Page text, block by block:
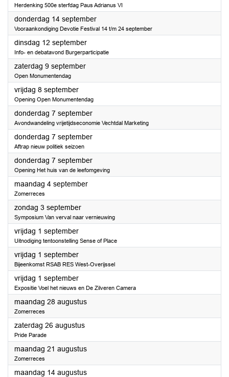
Herdenking 500e sterfdag Paus Adrianus VI
donderdag 14 september2023
Vooraankondiging Devotie Festival 14 t/m 24 september
dinsdag 12 september2023
Info- en debatavond Burgerparticipatie
zaterdag 9 september2023
Open Monumentendag
vrijdag 8 september2023
Opening Open Monumentendag
donderdag 7 september2023
Avondwandeling vrijetijdseconomie Vechtdal Marketing
donderdag 7 september2023
Aftrap nieuw politiek seizoen
donderdag 7 september2023
Opening Het huis van de leefomgeving
maandag 4 september2023
Zomerreces
zondag 3 september2023
Symposium Van verval naar vernieuwing
vrijdag 1 september2023
Uitnodiging tentoonstelling Sense of Place
vrijdag 1 september2023
Bijeenkomst RSAB RES West-Overijssel
vrijdag 1 september2023
Expositie Voel het nieuws en De Zilveren Camera
maandag 28 augustus2023
Zomerreces
zaterdag 26 augustus2023
Pride Parade
maandag 21 augustus2023
Zomerreces
maandag 14 augustus2023